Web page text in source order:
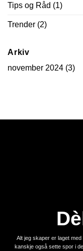
Tips og Råd (1)
Trender (2)
Arkiv
november 2024 (3)
Alt jeg skaper er laget
kanskje også sette spor i